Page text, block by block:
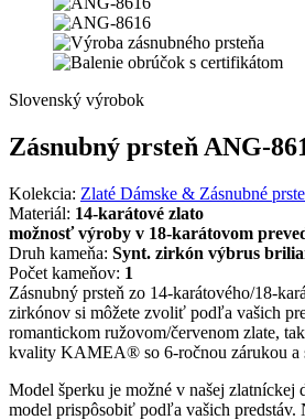
Slovenský výrobok
Zásnubný prsteň ANG-
Kolekcia: Zlaté Dámske & Zásnubné
Materiál: 14-karátové zlato
možnosť výroby v 18-karátovom
Druh kameňa: Synt. zirkón výbrus
Počet kameňov: 1
Zásnubný prsteň zo 14-karátového/18-
zirkónov si môžete zvoliť podľa vašich
romantickom ružovom/červenom zlate,
kvality KAMEA® so 6-ročnou zárukou a
Model šperku je možné v našej
model prispôsobiť podľa vašich